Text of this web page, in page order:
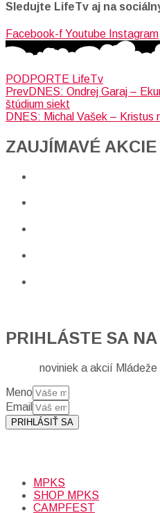
Sledujte LifeTv aj na
Facebook-f Youtube Instagram
PODPORTE LifeTv
PrevDNES: Ondrej Garaj –
štúdium siekt
DNES: Michal Vašek – Kristus
ZAUJÍMAVÉ AKCIE​
PRIHLÁSTE SA
noviniek a akcií
Meno
Email
PRIHLÁSIŤ SA
MPKS
SHOP MPKS
CAMPFEST